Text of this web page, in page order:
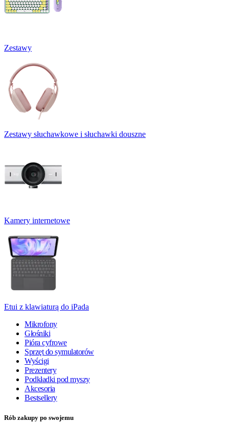
Zestawy
Zestawy słuchawkowe i słuchawki douszne
Kamery internetowe
Etui z klawiaturą do iPada
Mikrofony
Głośniki
Pióra cyfrowe
Sprzęt do symulatorów
Wyścigi
Prezentery
Podkładki pod myszy
Akcesoria
Bestsellery
Rób zakupy po swojemu